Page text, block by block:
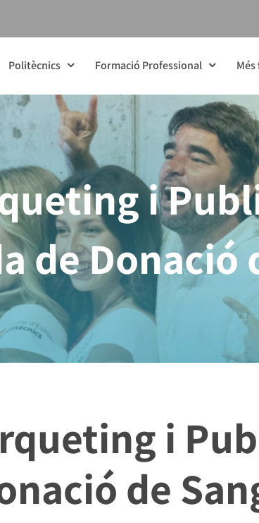
Politècnics Formació Professional
i
de Donació
i
de